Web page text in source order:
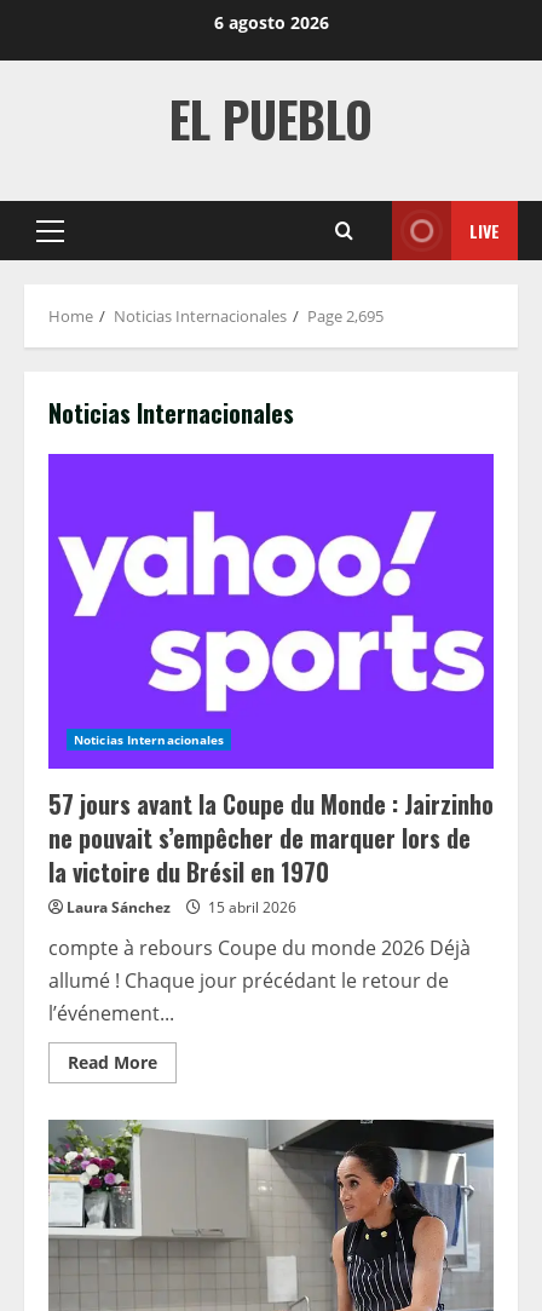
6 agosto 2026
EL PUEBLO
Primary
LIVE
Home Noticias Internacionales Page 2,695
Noticias Internacionales
Noticias Internacionales
57 jours avant la Coupe du Monde : Jairzinho
ne pouvait s’empêcher de marquer lors de
la victoire du Brésil en 1970
Laura Sánchez 15 abril 2026
compte à rebours Coupe du monde 2026 Déjà
allumé ! Chaque jour précédant le retour de
l’événement...
Read MoreRead
more
jours
:
Jairzinho
ne
s’empêcher